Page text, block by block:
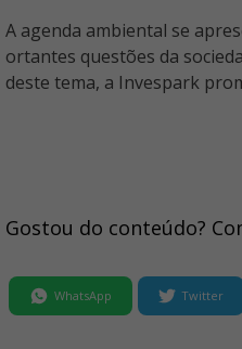
A agenda ambiental se
ortantes questões da
deste tema, a Invespark
Gostou do conteúdo?
WhatsApp Twitter